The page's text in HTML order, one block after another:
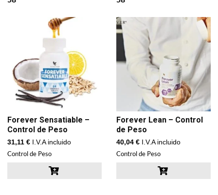
Forever Sensatiable –
Control de Peso
31,11 € I.V.A incluido
Control de Peso
Forever Lean – Control
de Peso
40,04 € I.V.A incluido
Control de Peso